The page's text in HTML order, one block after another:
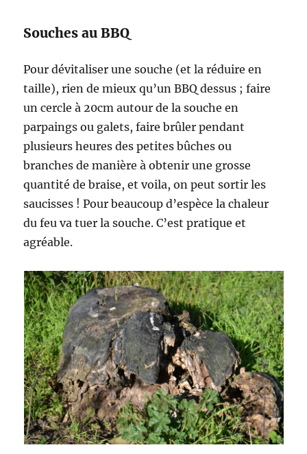
Souches au BBQ
Pour dévitaliser une souche (et la réduire en
taille), rien de mieux qu’un BBQ dessus ; faire
un cercle à 20cm autour de la souche en
parpaings ou galets, faire brûler pendant
plusieurs heures des petites bûches ou
branches de manière à obtenir une grosse
quantité de braise, et voila, on peut sortir les
saucisses ! Pour beaucoup d’espèce la chaleur
du feu va tuer la souche. C’est pratique et
agréable.